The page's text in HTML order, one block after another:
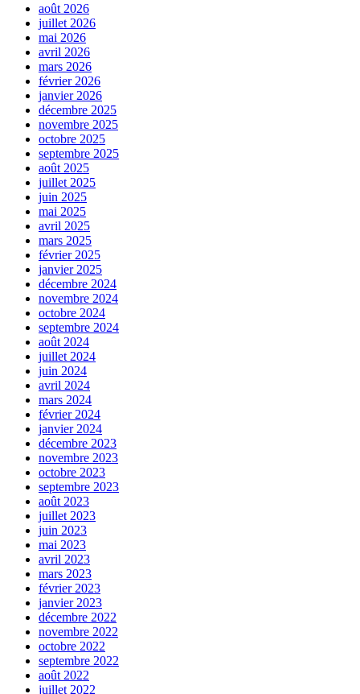
août 2026
juillet 2026
mai 2026
avril 2026
mars 2026
février 2026
janvier 2026
décembre 2025
novembre 2025
octobre 2025
septembre 2025
août 2025
juillet 2025
juin 2025
mai 2025
avril 2025
mars 2025
février 2025
janvier 2025
décembre 2024
novembre 2024
octobre 2024
septembre 2024
août 2024
juillet 2024
juin 2024
avril 2024
mars 2024
février 2024
janvier 2024
décembre 2023
novembre 2023
octobre 2023
septembre 2023
août 2023
juillet 2023
juin 2023
mai 2023
avril 2023
mars 2023
février 2023
janvier 2023
décembre 2022
novembre 2022
octobre 2022
septembre 2022
août 2022
juillet 2022